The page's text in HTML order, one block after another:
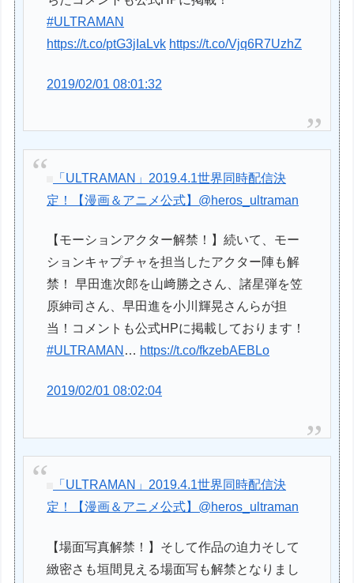
#ULTRAMAN
https://t.co/ptG3jIaLvk https://t.co/Vjq6R7UzhZ
2019/02/01 08:01:32
「ULTRAMAN」2019.4.1世界同時配信決
定！【漫画＆アニメ公式】 @heros_ultraman
【モーションアクター解禁！】続いて、モー
ションキャプチャを担当したアクター陣も解
禁！ 早田進次郎を山﨑勝之さん、諸星弾を笠
原紳司さん、早田進を小川輝晃さんらが担
当！コメントも公式HPに掲載しております！
#ULTRAMAN … https://t.co/fkzebAEBLo
2019/02/01 08:02:04
「ULTRAMAN」2019.4.1世界同時配信決
定！【漫画＆アニメ公式】 @heros_ultraman
【場面写真解禁！】そして作品の迫力そして
緻密さも垣間見える場面写も解禁となりまし